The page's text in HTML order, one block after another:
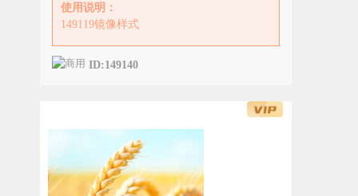
使用说明：
149119镜像样式
ID:149140